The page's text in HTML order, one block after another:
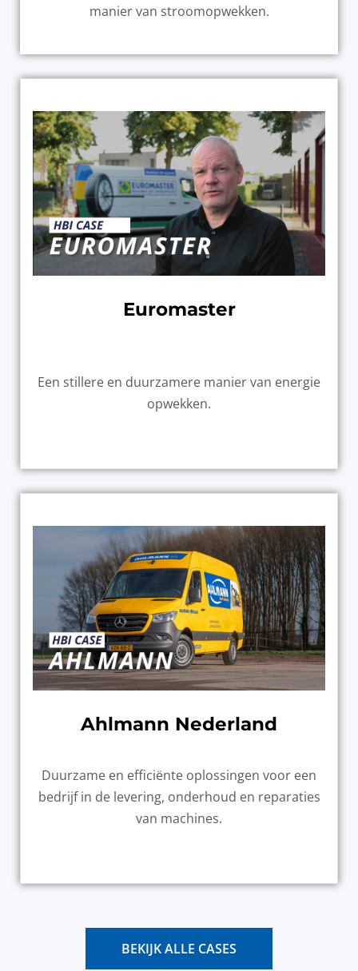
manier van stroomopwekken.
Euromaster
Een stillere en duurzamere manier van energie
opwekken.
Ahlmann Nederland
Duurzame en efficiënte oplossingen voor een
bedrijf in de levering, onderhoud en reparaties
van machines.
BEKIJK ALLE CASES